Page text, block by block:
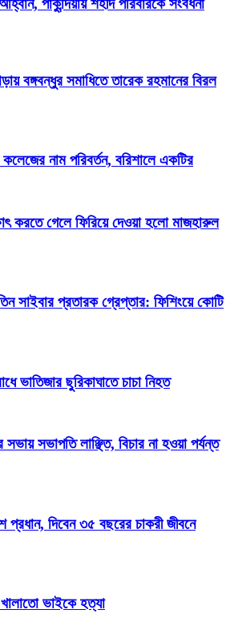
পাকুন্দিয়ায় শহীদ পরিবারকে সংবর্ধনা
বঙ্গবন্ধুর সমাধিতে তারেক রহমানের বিরল
নাম পরিবর্তন, বরিশালে একটির
করতে গেলে ফিরিয়ে দেওয়া হলো মাজহারুল
সাইবার প্রতারক গ্রেপ্তার: ফিশিংয়ে কোটি
ভাতিজার ছুরিকাঘাতে চাচা নিহত
সভাপতি লাঞ্ছিত, বিচার না হওয়া পর্যন্ত
প্রধান, দিবেন ৩৫ বছরের চাকরী জীবনে
খালাতো ভাইকে হত্যা